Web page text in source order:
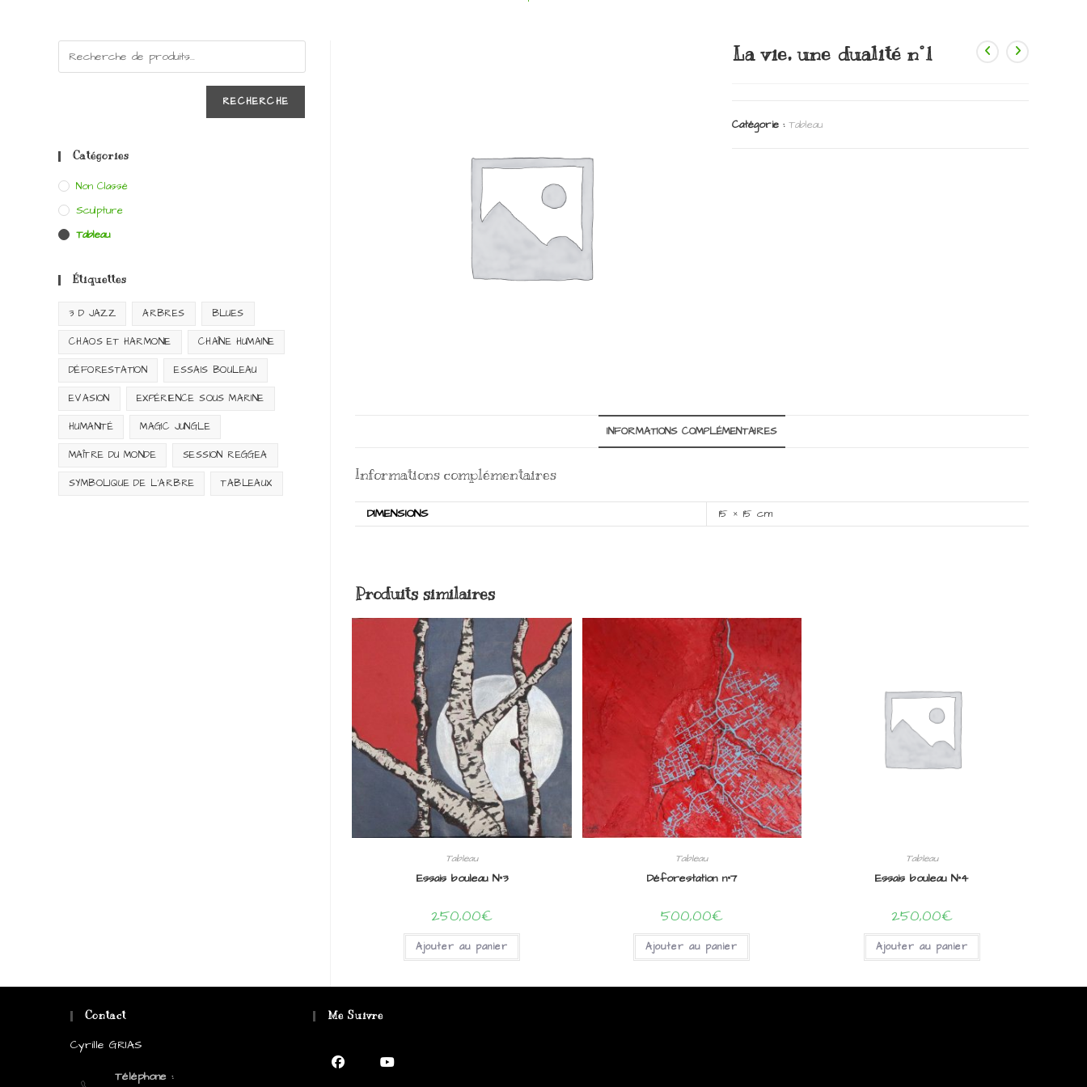
La vie, une dualité n°1
Catégorie :Tableau
INFORMATIONS COMPLÉMENTAIRES
Informations complémentaires
DIMENSIONS 15 × 15 cm
Produits similaires
Tableau
Essais bouleau N°3
250,00€
Ajouter au panier
Tableau
Déforestation n°7
500,00€
Ajouter au panier
Tableau
Essais bouleau N°4
250,00€
Ajouter au panier
RECHERCHE
Catégories
Non Classé
Sculpture
Tableau
Étiquettes
3 D JAZZ ARBRES BLUES
CHAOS ET HARMONIE CHAÎNE HUMAINE
DÉFORESTATION ESSAIS BOULEAU
EVASION EXPÉRIENCE SOUS MARINE
HUMANITÉ MAGIC JUNGLE
MAÎTRE DU MONDE SESSION REGGEA
SYMBOLIQUE DE L'ARBRE TABLEAUX
Contact
Cyrille GRIAS
Téléphone :
Me Suivre